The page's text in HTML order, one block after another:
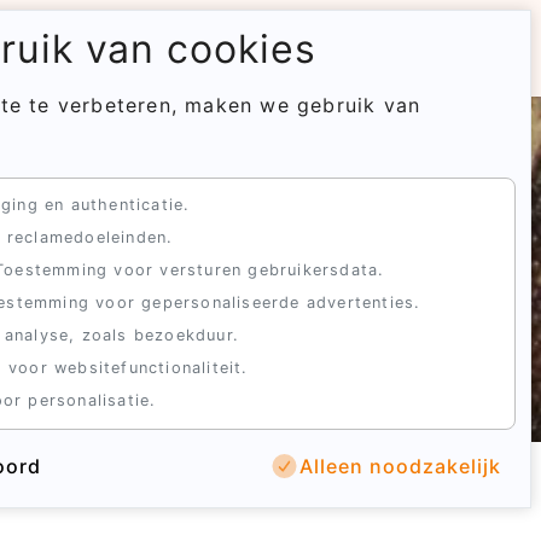
van cookies
te verbeteren, maken we gebruik van
en authenticatie.
voor versturen gebruikersdata.
voor gepersonaliseerde advertenties.
zoals bezoekduur.
voor websitefunctionaliteit.
personalisatie.
Alleen noodzakelijk